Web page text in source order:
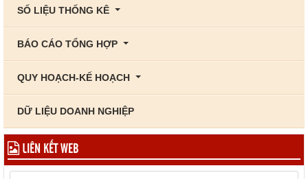
SỐ LIỆU THỐNG KÊ
BÁO CÁO TỔNG HỢP
QUY HOẠCH-KẾ HOẠCH
DỮ LIỆU DOANH NGHIỆP
LIÊN KẾT WEB